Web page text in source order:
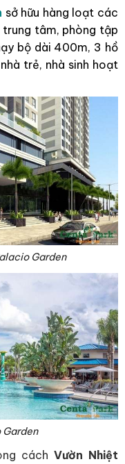
sở hữu hàng loạt các
tâm, phòng tập
bộ dài 400m, 3 hồ
trẻ, nhà sinh hoạt
Garden
Garden
cách Vườn Nhiệt